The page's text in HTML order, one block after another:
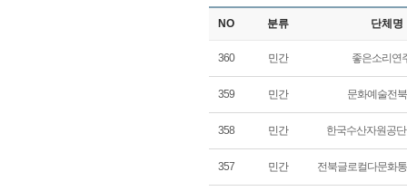
NO 분류 단체명
360 민간 좋은소리연
359 민간 문화예술전
358 민간 한국수산자원공
357 민간 전북글로컬다문화